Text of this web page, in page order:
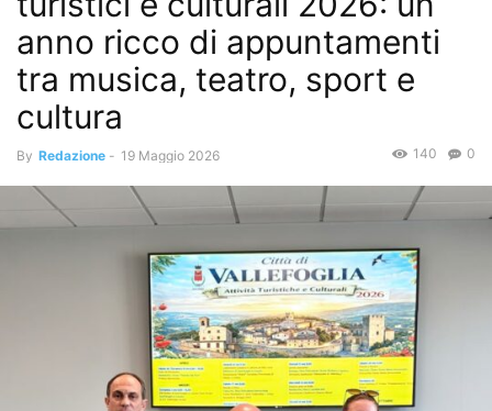
anno ricco di appuntamenti
tra musica, teatro, sport e
cultura
By Redazione - 19 Maggio 2026 0
140